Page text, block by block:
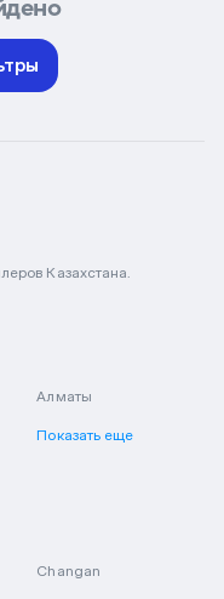
Казахстана.
Алматы
Показать еще
Changan